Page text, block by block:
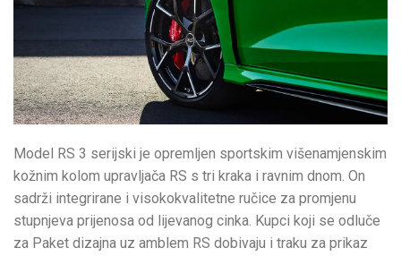
Model RS 3 serijski je opremljen sportskim višenamjenskim
kožnim kolom upravljača RS s tri kraka i ravnim dnom. On
sadrži integrirane i visokokvalitetne ručice za promjenu
stupnjeva prijenosa od lijevanog cinka. Kupci koji se odluče
za Paket dizajna uz amblem RS dobivaju i traku za prikaz